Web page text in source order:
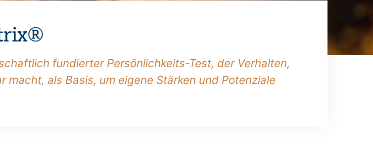
fundierter Persönlichkeits-Test, der Verhalten,
als Basis, um eigene Stärken und Potenziale